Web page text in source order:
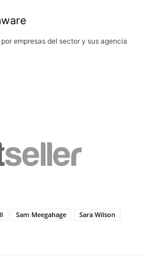
empresas del sector y sus agencia
Sam Meegahage
Sara Wilson